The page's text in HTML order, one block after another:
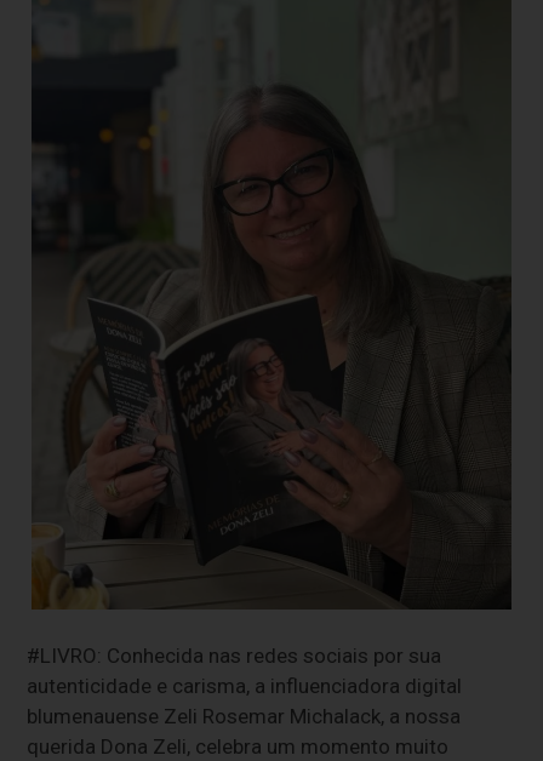
#LIVRO: Conhecida nas redes sociais por sua
autenticidade e carisma, a influenciadora digital
blumenauense Zeli Rosemar Michalack, a nossa
querida Dona Zeli, celebra um momento muito